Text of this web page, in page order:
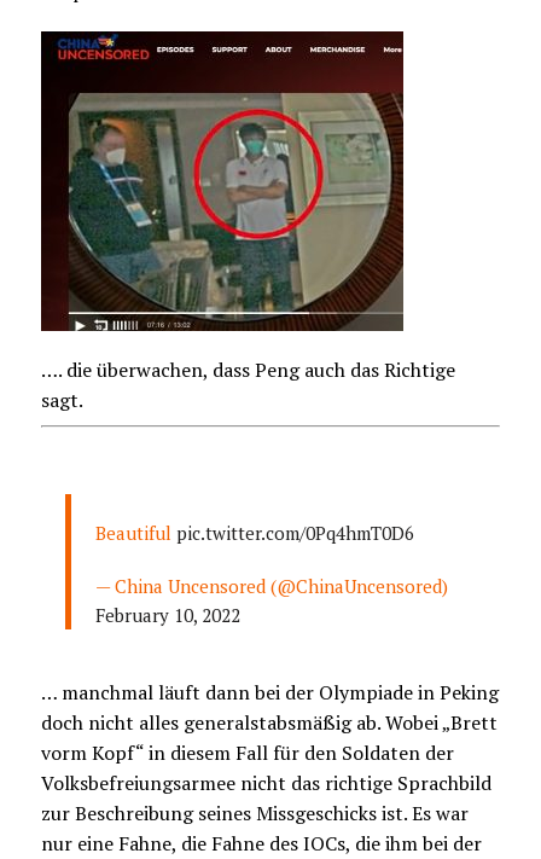
…. die überwachen, dass Peng auch das Richtige
sagt.
Beautiful pic.twitter.com/0Pq4hmT0D6
— China Uncensored (@ChinaUncensored)
February 10, 2022
… manchmal läuft dann bei der Olympiade in Peking
doch nicht alles generalstabsmäßig ab. Wobei „Brett
vorm Kopf“ in diesem Fall für den Soldaten der
Volksbefreiungsarmee nicht das richtige Sprachbild
zur Beschreibung seines Missgeschicks ist. Es war
nur eine Fahne, die Fahne des IOCs, die ihm bei der